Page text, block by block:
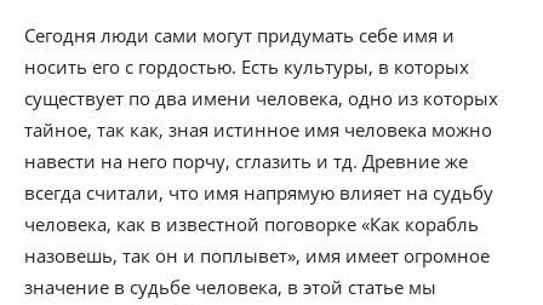
Сегодня люди сами могут придумать себе имя и
носить его с гордостью. Есть культуры, в которых
существует по два имени человека, одно из которых
тайное, так как, зная истинное имя человека можно
навести на него порчу, сглазить и тд. Древние же
всегда считали, что имя напрямую влияет на судьбу
человека, как в известной поговорке «Как корабль
назовешь, так он и поплывет», имя имеет огромное
значение в судьбе человека, в этой статье мы